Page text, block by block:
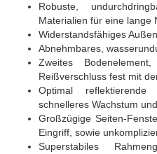
Robuste,
Materialien für eine lange
Widerstandsfähiges
Abnehmbares,
Zweites
Reißverschluss fest mit
Optimal reflektierende
schnelleres Wachstum
Großzügige Seiten-
Eingriff, sowie
Superstabiles